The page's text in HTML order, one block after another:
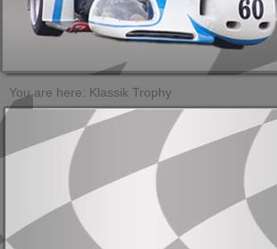
You are here: Klassik Trophy